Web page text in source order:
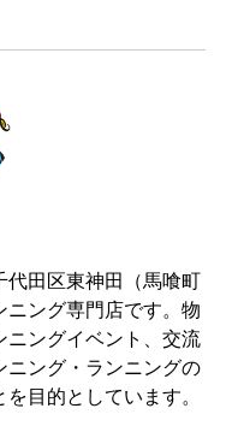
田区東神田（馬喰町
ング専門店です。物
ングイベント、交流
ング・ランニングの
目的としています。